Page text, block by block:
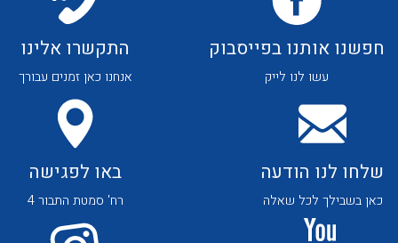
לכל מוצרי היצרן לכל מוצרי היצרן חפשנו אותנו בפייסבוק
עשו לנו לייק
התקשרו אלינו
אנחנו כאן זמנים עבורך
שלחו לנו הודעה
כאן בשבילך לכל שאלה
באו לפגישה
רח' סמטת התבור 4